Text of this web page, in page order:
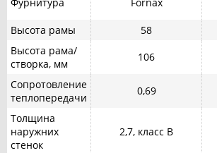
Высота рамы
58
Высота рама/
створка, мм
106
Сопротовление
теплопередачи
0,69
Толщина
наружних
стенок
2,7, класс В